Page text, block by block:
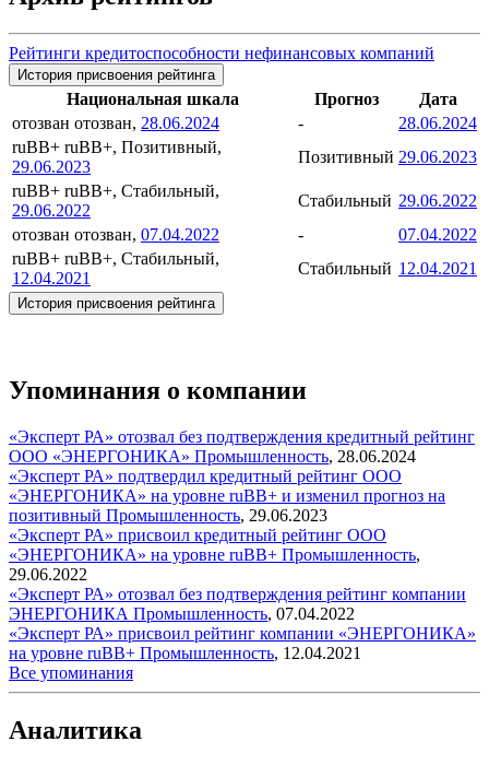
Рейтинги кредитоспособности нефинансовых компаний
История присвоения рейтинга
Национальная шкала Прогноз
Дата
отозван отозван, 28.06.2024 -
28.06.2024
ruBB+ ruBB+, Позитивный,
29.06.2023
Позитивный 29.06.2023
ruBB+ ruBB+, Стабильный,
29.06.2022
Стабильный 29.06.2022
отозван отозван, 07.04.2022 -
07.04.2022
ruBB+ ruBB+, Стабильный,
12.04.2021
Стабильный 12.04.2021
История присвоения рейтинга
Упоминания о компании
«Эксперт РА» отозвал без подтверждения кредитный рейтинг
ООО «ЭНЕРГОНИКА» Промышленность, 28.06.2024
«Эксперт РА» подтвердил кредитный рейтинг ООО
«ЭНЕРГОНИКА» на уровне ruBB+ и изменил прогноз на
позитивный Промышленность, 29.06.2023
«Эксперт РА» присвоил кредитный рейтинг ООО
«ЭНЕРГОНИКА» на уровне ruBB+ Промышленность,
29.06.2022
«Эксперт РА» отозвал без подтверждения рейтинг компании
ЭНЕРГОНИКА Промышленность, 07.04.2022
«Эксперт РА» присвоил рейтинг компании «ЭНЕРГОНИКА»
на уровне ruBB+ Промышленность, 12.04.2021
Все упоминания
Аналитика